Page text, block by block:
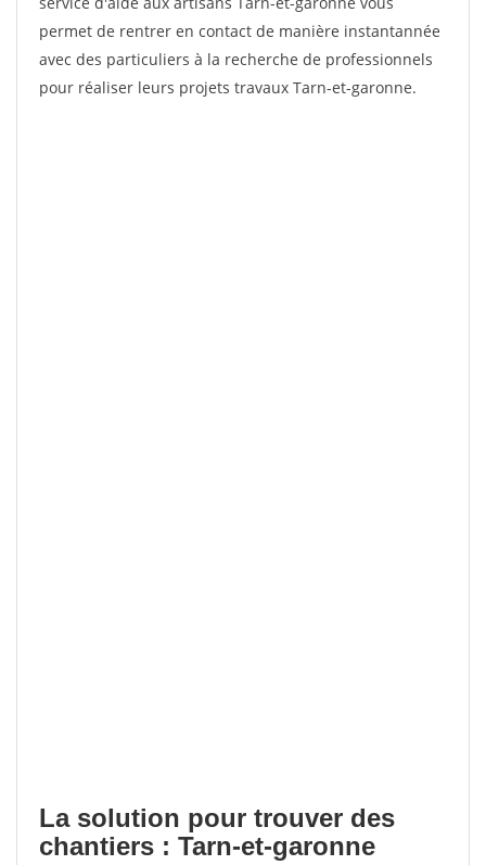
permet de rentrer en contact de manière instantannée
avec des particuliers à la recherche de professionnels
pour réaliser leurs projets travaux Tarn-et-garonne.
La solution pour trouver des
chantiers : Tarn-et-garonne